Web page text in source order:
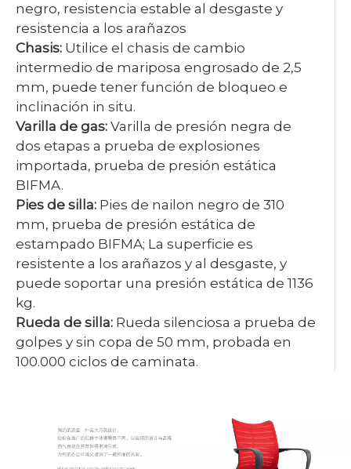
negro, resistencia estable al desgaste y
resistencia a los arañazos
Chasis: Utilice el chasis de cambio
intermedio de mariposa engrosado de 2,5
mm, puede tener función de bloqueo e
inclinación in situ.
Varilla de gas: Varilla de presión negra de
dos etapas a prueba de explosiones
importada, prueba de presión estática
BIFMA.
Pies de silla: Pies de nailon negro de 310
mm, prueba de presión estática de
estampado BIFMA; La superficie es
resistente a los arañazos y al desgaste, y
puede soportar una presión estática de 1136
kg.
Rueda de silla: Rueda silenciosa a prueba de
golpes y sin copa de 50 mm, probada en
100.000 ciclos de caminata.